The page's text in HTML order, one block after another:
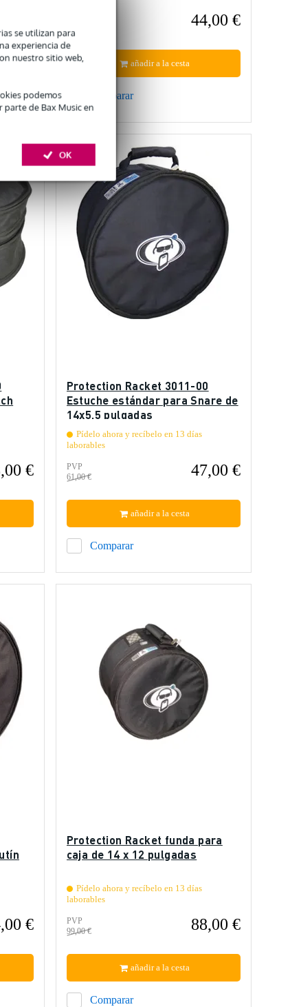
se utilizan para
experiencia de
nuestro sitio web,
podemos
parte de Bax Music en
OK
44,00 €
Comparar
añadir a la cesta
€
Protection Racket 3011-00
Estuche estándar para Snare de
14x5,5 pulgadas
Pídelo ahora y recíbelo en 13 días
laborables
PVP
61,00 €
47,00 €
Comparar
añadir a la cesta
€
Protection Racket funda para
caja de 14 x 12 pulgadas
Pídelo ahora y recíbelo en 13 días
laborables
PVP
99,00 €
88,00 €
Comparar
añadir a la cesta